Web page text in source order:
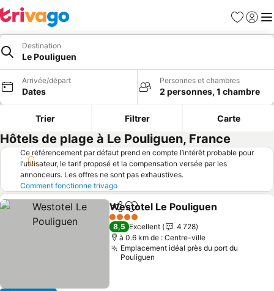
Favoris
Se
Destination
Le Pouliguen
Arrivée/départ
Dates
Personnes et chambres
2 personnes, 1 chambre
Trier Filtrer Carte
Hôtels de plage à Le Pouliguen, France
Ce référencement par défaut prend en compte l’intérêt probable pour
l’utilisateur, le tarif proposé et la compensation versée par les
annonceurs. Les offres ne sont pas exhaustives.
Comment fonctionne trivago
PartagerAjouter à mes favoris
Westotel Le Pouliguen
4 Étoiles
8,5 Excellent
4 728
à 0.6 km de : Centre-ville
Emplacement idéal près du port du
Pouliguen